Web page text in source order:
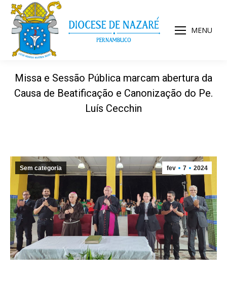
MENU
Missa e Sessão Pública marcam abertura da
Causa de Beatificação e Canonização do Pe.
Luís Cecchin
fev 7 2024
Sem categoria